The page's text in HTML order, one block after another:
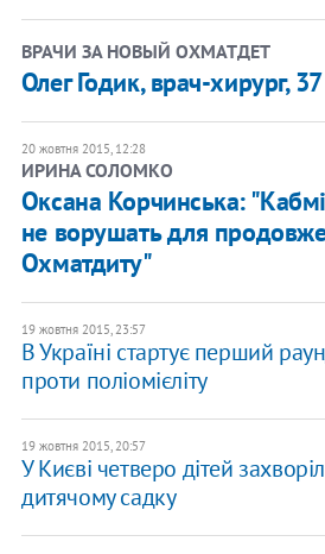
ВРАЧИ ЗА НОВЫЙ ОХМАТДЕТ
Олег Годик, врач-хирург,
20 жовтня 2015, 12:28
ИРИНА СОЛОМКО
Оксана Корчинська:
не ворушать для
Охматдиту"
19 жовтня 2015, 23:57
В Україні стартує перший
проти поліомієліту
19 жовтня 2015, 20:57
У Києві четверо дітей
дитячому садку